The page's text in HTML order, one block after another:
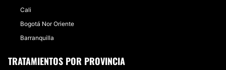
Cali
Bogotá Nor Oriente
Barranquilla
TRATAMIENTOS POR PROVINCIA